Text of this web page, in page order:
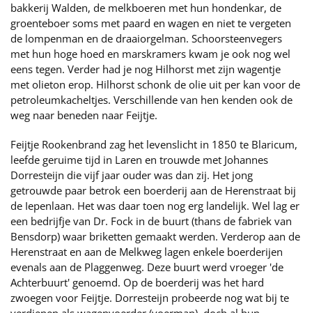
bakkerij Walden, de melkboeren met hun hondenkar, de
groenteboer soms met paard en wagen en niet te vergeten
de lompenman en de draaiorgelman. Schoorsteenvegers
met hun hoge hoed en marskramers kwam je ook nog wel
eens tegen. Verder had je nog Hilhorst met zijn wagentje
met olieton erop. Hilhorst schonk de olie uit per kan voor de
petroleumkacheltjes. Verschillende van hen kenden ook de
weg naar beneden naar Feijtje.
Feijtje Rookenbrand zag het levenslicht in 1850 te Blaricum,
leefde geruime tijd in Laren en trouwde met Johannes
Dorresteijn die vijf jaar ouder was dan zij. Het jong
getrouwde paar betrok een boerderij aan de Herenstraat bij
de Iepenlaan. Het was daar toen nog erg landelijk. Wel lag er
een bedrijfje van Dr. Fock in de buurt (thans de fabriek van
Bensdorp) waar briketten gemaakt werden. Verderop aan de
Herenstraat en aan de Melkweg lagen enkele boerderijen
evenals aan de Plaggenweg. Deze buurt werd vroeger 'de
Achterbuurt' genoemd. Op de boerderij was het hard
zwoegen voor Feijtje. Dorresteijn probeerde nog wat bij te